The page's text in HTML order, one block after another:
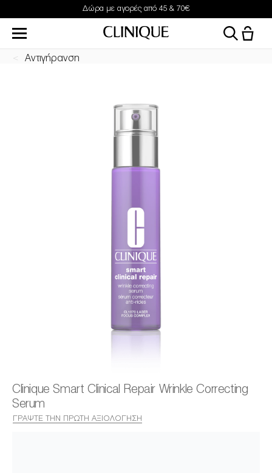
Δώρα με αγορές από 45 & 70€
Αντιγήρανση
Clinique Smart Clinical Repair Wrinkle Correcting
Serum
ΓΡΆΨΤΕ ΤΗΝ ΠΡΏΤΗ ΑΞΙΟΛΌΓΗΣΗ